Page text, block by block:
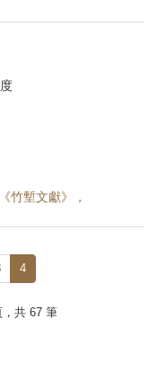
竹塹文獻》，
4
共 67 筆